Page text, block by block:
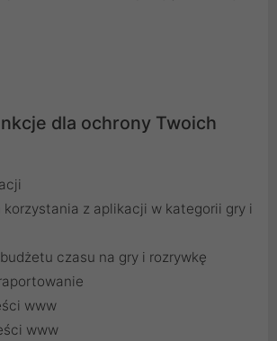
dla ochrony Twoich
korzystania z aplikacji w kategorii gry i
czasu na gry i rozrywkę
www
www